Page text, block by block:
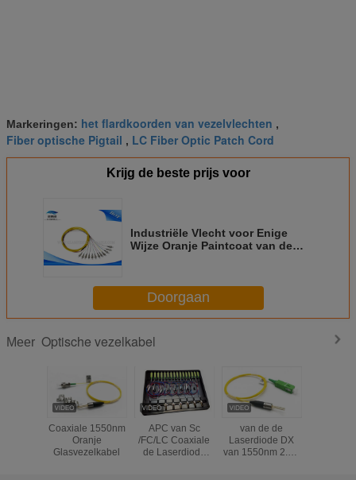
Markeringen: het flardkoorden van vezelvlechten ,
Fiber optische Pigtail , LC Fiber Optic Patch Cord
Krijg de beste prijs voor
Industriële Vlecht voor Enige
Wijze Oranje Paintcoat van de
Doorgaan
Meer Optische vezelkabel
Coaxiale 1550nm
Oranje
Glasvezelkabel
APC van Sc
/FC/LC Coaxiale
de Laserdiode
van de de
Laserdiode DX
van 1550nm 2.5G